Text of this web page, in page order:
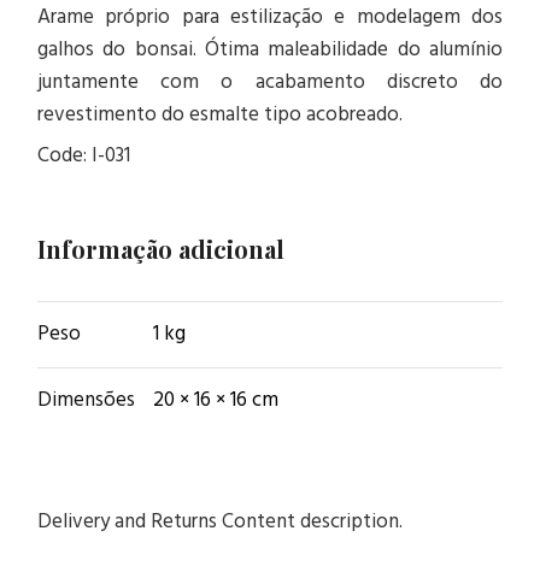
Arame próprio para estilização e modelagem dos
galhos do bonsai. Ótima maleabilidade do alumínio
juntamente com o acabamento discreto do
revestimento do esmalte tipo acobreado.
Code: I-031
Informação adicional
Peso 1 kg
Dimensões 20 × 16 × 16 cm
Delivery and Returns Content description.